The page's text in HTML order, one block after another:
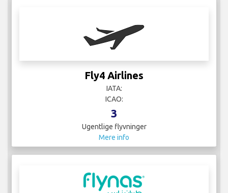
Fly4 Airlines
IATA:
ICAO:
3
Ugentlige flyvninger
Mere info